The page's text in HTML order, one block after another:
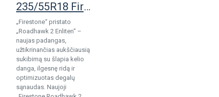
235/55R18 Firestone RoadHawk 2 Enliten
„Firestone“ pristato
„Roadhawk 2 Enliten“ –
naujas padangas,
užtikrinančias aukščiausią
sukibimą su šlapia kelio
danga, ilgesnę ridą ir
optimizuotas degalų
sąnaudas. Naujoji